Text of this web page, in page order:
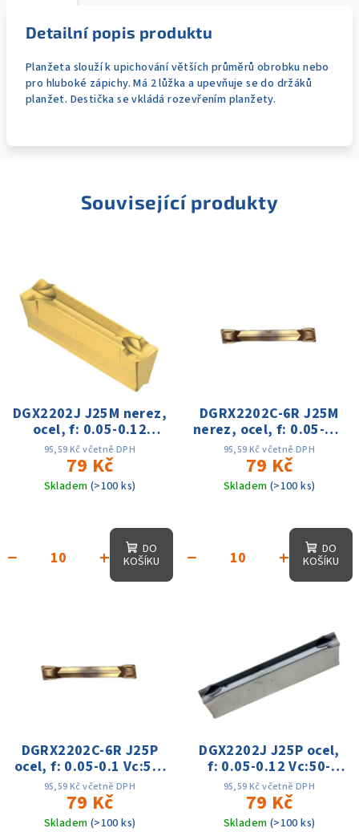
Detailní popis produktu
Planžeta slouží k upichování větších průměrů obrobku nebo
pro hluboké zápichy. Má 2 lůžka a upevňuje se do držáků
planžet. Destička se vkládá rozevřením planžety.
Související produkty
DGX2202J J25M nerez,
ocel, f: 0.05-0.12
Vc:50-150m
95,59 Kč včetně DPH
79 Kč
Skladem (>100 ks)
+
−
DO
KOŠÍKU
DGRX2202C-6R J25M
nerez, ocel, f: 0.05-0.1
Vc:50-150m
95,59 Kč včetně DPH
79 Kč
Skladem (>100 ks)
+
−
DO
KOŠÍKU
DGRX2202C-6R J25P
ocel, f: 0.05-0.1 Vc:50-
150m
95,59 Kč včetně DPH
79 Kč
Skladem (>100 ks)
DGX2202J J25P ocel,
f: 0.05-0.12 Vc:50-
150m
95,59 Kč včetně DPH
79 Kč
Skladem (>100 ks)